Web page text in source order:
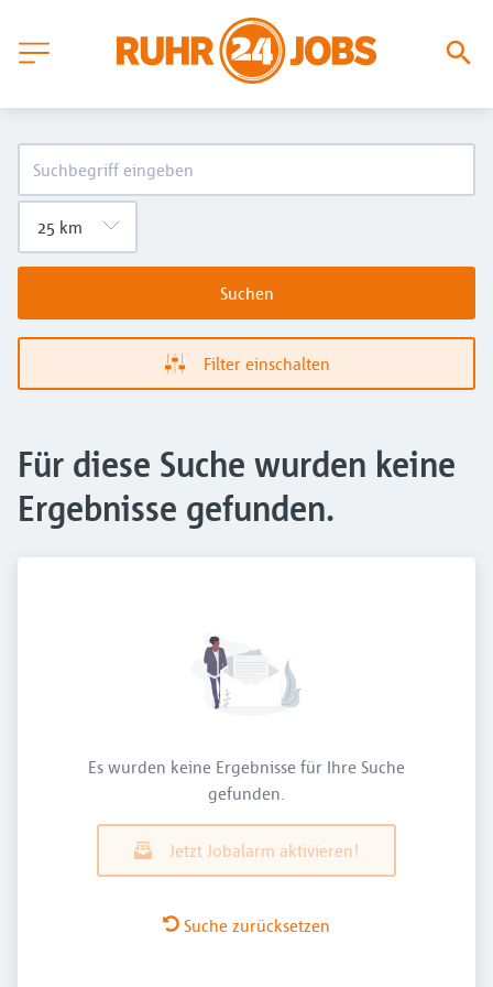
Suchen
Filter einschalten
Für diese Suche wurden keine
Ergebnisse gefunden.
Es wurden keine Ergebnisse für Ihre Suche
gefunden.
Jetzt Jobalarm aktivieren!
Suche zurücksetzen